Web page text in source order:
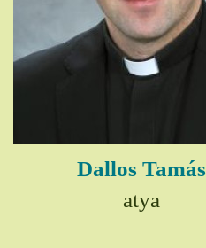
Dallos Tamás
atya